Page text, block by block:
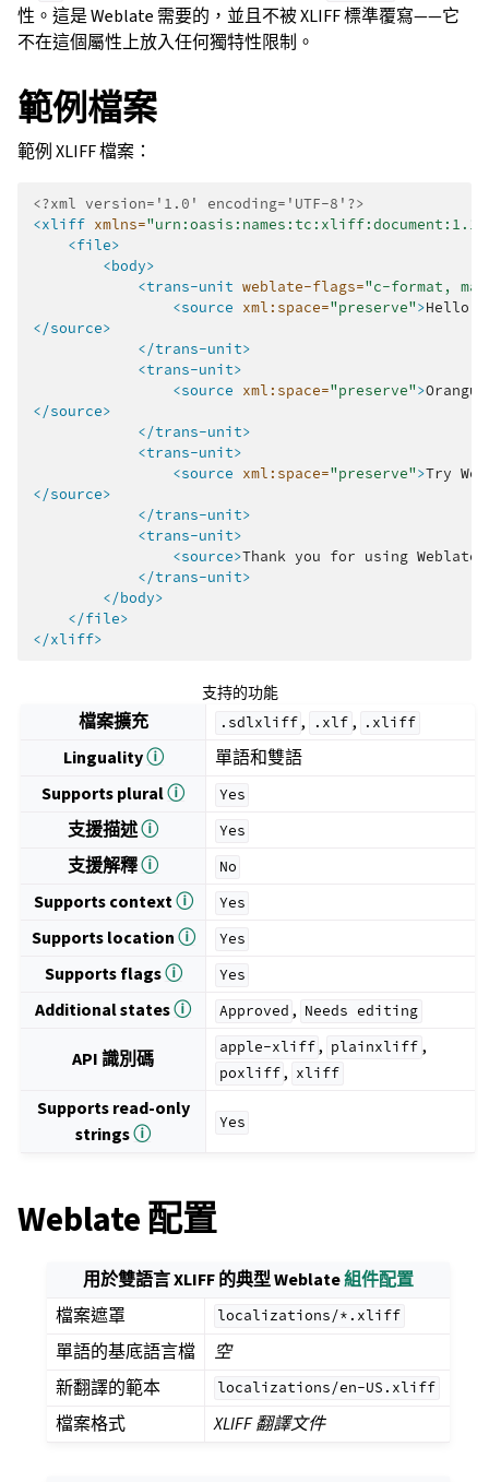
性。這是 Weblate 需要的，並且不被 XLIFF 標準覆寫——它
不在這個屬性上放入任何獨特性限制。
範例檔案
範例 XLIFF 檔案：
<?xml version='1.0' encoding='UTF-8'?>
<xliff xmlns="urn:oasis:names:tc:xliff:document:1.1"
<file>
<body>
<trans-unit weblate-flags="c-format,
<source xml:space="preserve">Hello,
</source>
</trans-unit>
<trans-unit>
<source xml:space="preserve">
</source>
</trans-unit>
<trans-unit>
<source xml:space="preserve">Try
</source>
</trans-unit>
<trans-unit>
<source>Thank you for using Weblate.
</trans-unit>
</body>
</file>
</xliff>
支持的功能
檔案擴充 .sdlxliff , .xlf , .xliff
Lingualityⓘ
單語和雙語
Supports pluralⓘ Yes
支援描述ⓘ Yes
支援解釋ⓘ No
Supports contextⓘ Yes
Supports locationⓘ Yes
Supports flagsⓘ Yes
Additional statesⓘ Approved , Needs editing
API 識別碼
apple-xliff , plainxliff ,
poxliff , xliff
Supports read-only
stringsⓘ
Yes
Weblate 配置
用於雙語言 XLIFF 的典型 Weblate組件配置
檔案遮罩
localizations/*.xliff
單語的基底語言檔
空
新翻譯的範本
localizations/en-US.xliff
檔案格式 XLIFF 翻譯文件